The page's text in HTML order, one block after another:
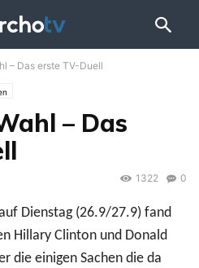
– Das erste TV-Duell
– Das
0
1322
Dienstag (26.9/27.9) fand
Hillary Clinton und Donald
die einigen Sachen die da